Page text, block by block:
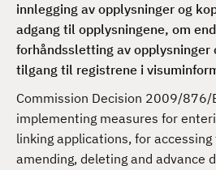
innlegging av opplysninger og
adgang til opplysningene, om
forhåndssletting av opplysninger
tilgang til registrene i
Commission Decision 2009/876/
implementing measures for
linking applications, for
amending, deleting and advance